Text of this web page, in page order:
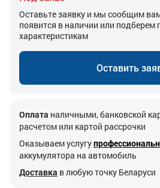
Оставьте заявку и мы сообщим
появится в наличии или подберем
характеристикам
Оставить
Оплата наличными, банковской
расчетом или картой рассрочки
Оказываем услугу
аккумулятора на автомобиль
Доставка в любую точку Беларуси